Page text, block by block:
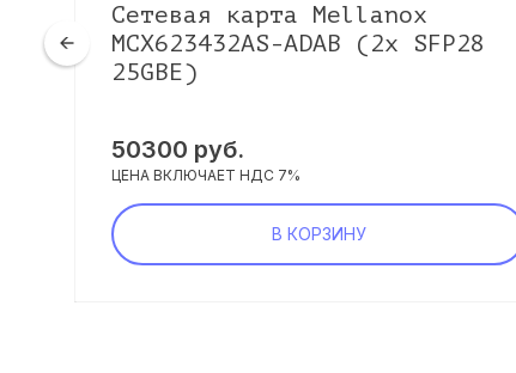
Сетевая карта Mellanox
MCX623432AS-ADAB (2x SFP28
25GBE)
50300 руб.
ЦЕНА ВКЛЮЧАЕТ НДС 7%
В КОРЗИНУ